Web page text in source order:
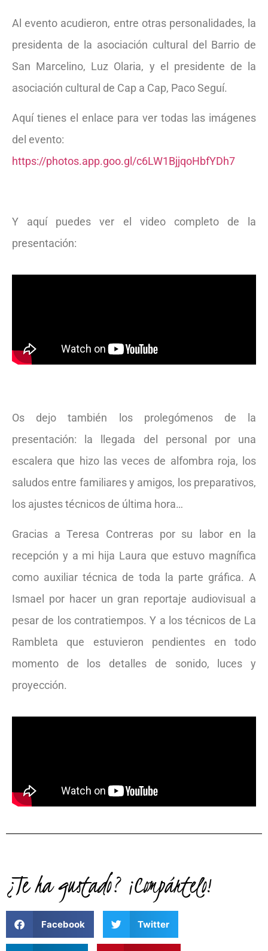
Al evento acudieron, entre otras personalidades, la
presidenta de la asociación cultural del Barrio de
San Marcelino, Luz Olaria, y el presidente de la
asociación cultural de Cap a Cap, Paco Seguí.
Aquí tienes el enlace para ver todas las imágenes
del evento:
https://photos.app.goo.gl/c6LW1BjjqoHbfYDh7
Y aquí puedes ver el video completo de la
presentación:
Os dejo también los prolegómenos de la
presentación: la llegada del personal por una
escalera que hizo las veces de alfombra roja, los
saludos entre familiares y amigos, los preparativos,
los ajustes técnicos de última hora…
Gracias a Teresa Contreras por su labor en la
recepción y a mi hija Laura que estuvo magnífica
como auxiliar técnica de toda la parte gráfica. A
Ismael por hacer un gran reportaje audiovisual a
pesar de los contratiempos. Y a los técnicos de La
Rambleta que estuvieron pendientes en todo
momento de los detalles de sonido, luces y
proyección.
¿Te ha gustado? ¡Compártelo!
Facebook Twitter